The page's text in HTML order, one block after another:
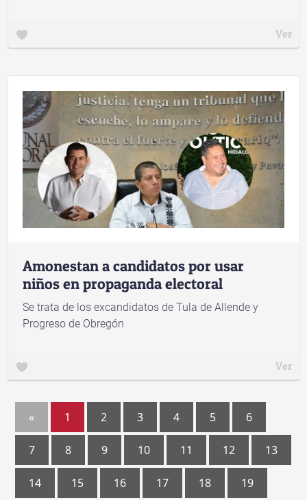
Ver
Amonestan a candidatos por usar
niños en propaganda electoral
Se trata de los excandidatos de Tula de Allende y
Progreso de Obregón
Ver
« 1 2 3 4 5 6
7 8 9 10 11 12 13
14 15 16 17 18 19